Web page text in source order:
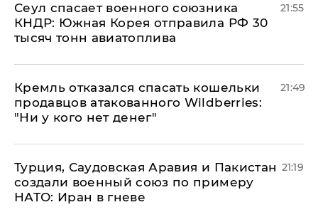
​Сеул спасает военного союзника
КНДР: Южная Корея отправила РФ 30
тысяч тонн авиатоплива
21:55
Кремль отказался спасать кошельки
продавцов атакованного Wildberries:
"Ни у кого нет денег"
21:49
Турция, Саудовская Аравия и Пакистан
создали военный союз по примеру
НАТО: Иран в гневе
21:19